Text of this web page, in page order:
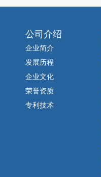
公司介绍
企业简介
发展历程
企业文化
荣誉资质
专利技术